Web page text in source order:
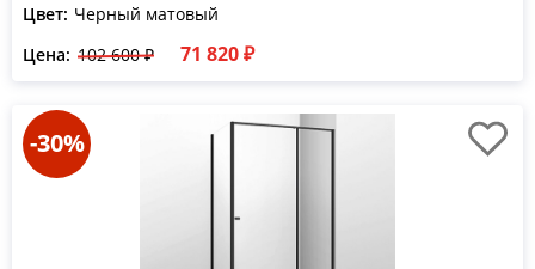
Цвет: Черный матовый
Цена: 102 600 ₽ 71 820 ₽
-30%